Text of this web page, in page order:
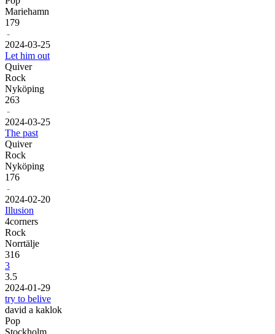
Mariehamn
179
-
2024-03-25
Let him out
Quiver
Rock
Nyköping
263
-
2024-03-25
The past
Quiver
Rock
Nyköping
176
-
2024-02-20
Illusion
4corners
Rock
Norrtälje
316
3
3.5
2024-01-29
try to belive
david a kaklok
Pop
Stockholm